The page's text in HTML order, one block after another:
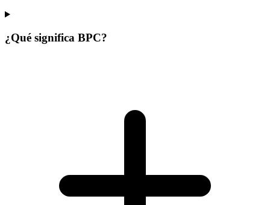
¿Qué significa BPC?